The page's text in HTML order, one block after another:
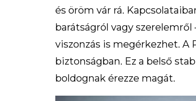
és öröm vár rá.
barátságról vagy
viszonzás is megérkezhet. A
biztonságban. Ez a belső
boldognak érezze magát.